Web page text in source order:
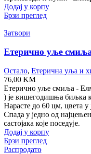
Додај у корпу
Брзи преглед
Затвори
Етерично уље
Остало, Етерична уља и
76,00 KM
Етерично уље смиља -
) је вишегодишња биљка
Нарасте до 60 цм, цвета у
Спада у једно од
састојака које поседује.
Додај у корпу
Брзи преглед
Распродато